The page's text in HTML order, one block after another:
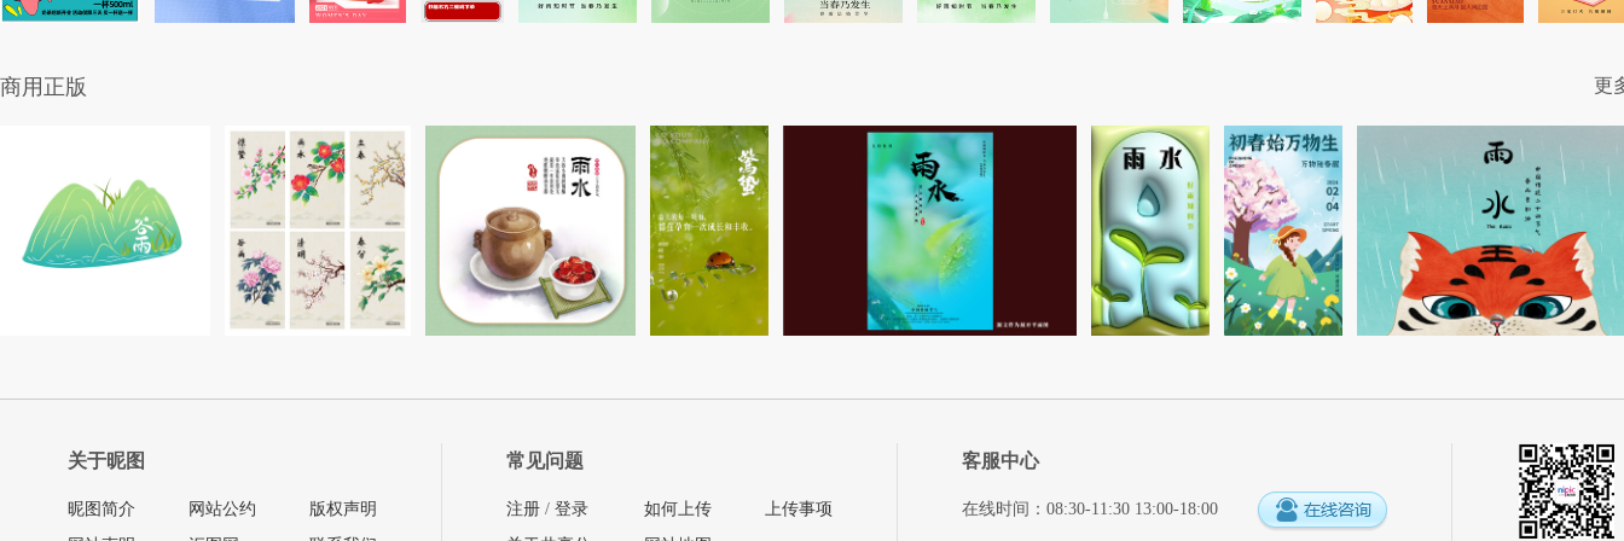
商用正版 更
关于昵图
昵图简介
网站公约
版权声明
常见问题
注册 / 登录
如何上传
上传事项
客服中心
在线时间：08:30-11:30 13:00-18:00